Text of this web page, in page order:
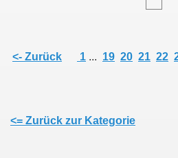
<- Zurück 1 ... 19 20 21 22
<= Zurück zur Kategorie